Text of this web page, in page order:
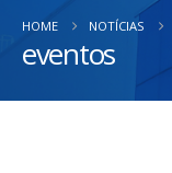
HOME NOTÍCIAS
eventos